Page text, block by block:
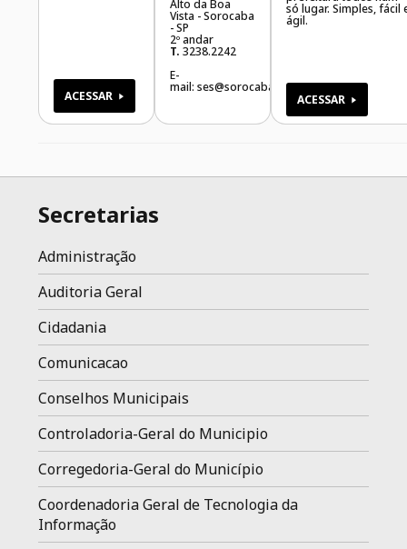
ACESSAR
Alto da Boa
Vista - Sorocaba
- SP
2º andar
T. 3238.2242
E-
mail:ses@sorocaba.sp.gov.br
só lugar. Simples, fácil
ágil.
ACESSAR
Secretarias
Administração
Auditoria Geral
Cidadania
Comunicacao
Conselhos Municipais
Controladoria-Geral do Municipio
Corregedoria-Geral do Município
Coordenadoria Geral de Tecnologia da
Informação